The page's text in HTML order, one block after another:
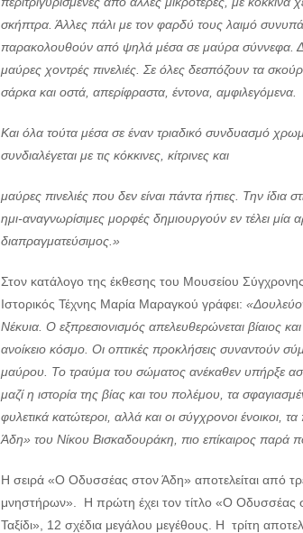
σκήπτρα. Άλλες πάλι με τον φαρδύ τους λαιμό
παρακολουθούν από ψηλά μέσα σε μαύρα σύννεφα.
μαύρες χοντρές πινελιές. Σε όλες δεσπόζουν τα
σάρκα και οστά, απερίφραστα, έντονα, αμφιλεγόμενα.
Και όλα τούτα μέσα σε έναν τριαδικό συνδυασμό
συνδιαλέγεται με τις κόκκινες, κίτρινες και
μαύρες πινελιές που δεν είναι πάντα ήπιες. Την
ημι-αναγνωρίσιμες μορφές δημιουργούν εν τέλει
διαπραγματεύσιμος.»
Στον κατάλογο της έκθεσης του Μουσείου
Ιστορικός Τέχνης Μαρία Μαραγκού γράφει:
Νέκυια. Ο εξπρεσιονισμός απελευθερώνεται βίαιος
ανοίκειο κόσμο. Οι οπτικές προκλήσεις συναντούν
μαύρου. Το τραύμα του σώματος ανέκαθεν υπήρξε
μαζί η ιστορία της βίας και του πολέμου, τα
φυλετικά κατώτεροι, αλλά και οι σύγχρονοι ένοικοι,
Άδη» του Νίκου Βισκαδουράκη, πιο επίκαιρος παρά
Η σειρά «Ο Οδυσσέας στον Άδη» αποτελείται από
μνηστήρων». Η πρώτη έχει τον τίτλο «Ο Οδυσσέας
Ταξίδι», 12 σχέδια μεγάλου μεγέθους. Η τρίτη